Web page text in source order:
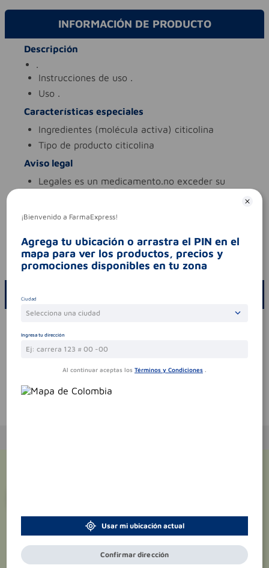
INFORMACIÓN DE PRODUCTO
Descripción
.
instrucciones de uso .
uso .
Características especiales
ingredientes (molécula activa) citicolina
tipo de producto citicolina
Aviso legal
legales es un medicamento.no exceder su
consumo. leer indicaciones y
consultar al médico.
contraindicaciones
codigo invima 2015m-0016702
Sin comentarios.
¡Bienvenido a FarmaExpress!
Agrega tu ubicación o arrastra el PIN en el
mapa para ver los productos, precios y
promociones disponibles en tu zona
Ciudad
Selecciona una ciudad
Ingresa tu dirección
Al continuar aceptas los Términos y Condiciones .
Usar mi ubicación actual
Confirmar dirección